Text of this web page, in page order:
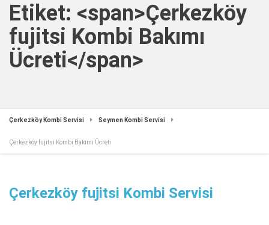
Etiket: <span>Çerkezköy
fujitsi Kombi Bakımı
Ücreti</span>
Çerkezköy Kombi Servisi Seymen Kombi Servisi
Çerkezköy fujitsi Kombi Bakımı Ücreti
Çerkezköy fujitsi Kombi Servisi